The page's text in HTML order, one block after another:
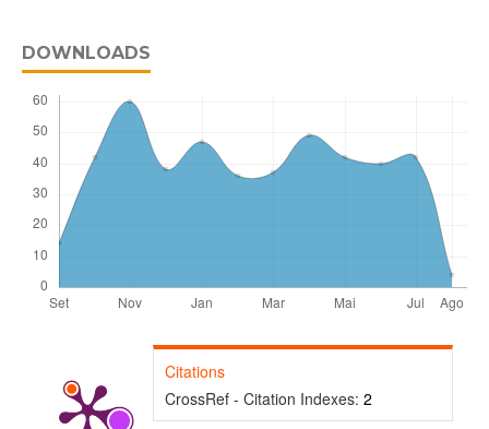
DOWNLOADS
Citations
CrossRef - Citation Indexes: 2